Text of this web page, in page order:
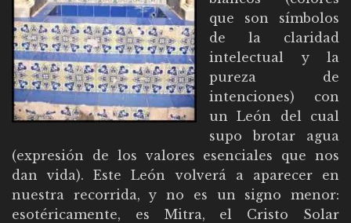
que son símbolos
de la claridad
intelectual y la
pureza de
intenciones) con
un León del cual
supo brotar agua
(expresión de los valores esenciales que nos
dan vida). Este León volverá a aparecer en
nuestra recorrida, y no es un signo menor:
esotéricamente, es Mitra, el Cristo Solar